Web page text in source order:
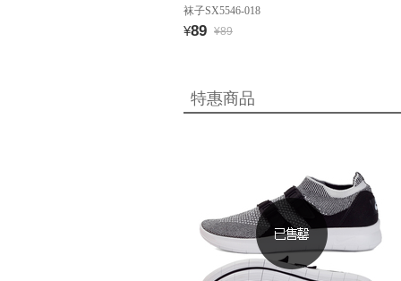
袜子SX5546-018
¥89 ¥89
特惠商品